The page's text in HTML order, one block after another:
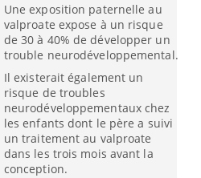
Une exposition paternelle au
valproate expose à un risque
de 30 à 40% de développer un
trouble neurodéveloppemental.
Il existerait également un
risque de troubles
neurodéveloppementaux chez
les enfants dont le père a suivi
un traitement au valproate
dans les trois mois avant la
conception.